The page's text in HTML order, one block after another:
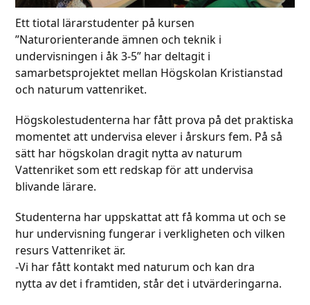
Ett tiotal lärarstudenter på kursen
”Naturorienterande ämnen och teknik i
undervisningen i åk 3-5” har deltagit i
samarbetsprojektet mellan Högskolan Kristianstad
och naturum vattenriket.
Högskolestudenterna har fått prova på det praktiska
momentet att undervisa elever i årskurs fem. På så
sätt har högskolan dragit nytta av naturum
Vattenriket som ett redskap för att undervisa
blivande lärare.
Studenterna har uppskattat att få komma ut och se
hur undervisning fungerar i verkligheten och vilken
resurs Vattenriket är.
-Vi har fått kontakt med naturum och kan dra
nytta av det i framtiden, står det i utvärderingarna.